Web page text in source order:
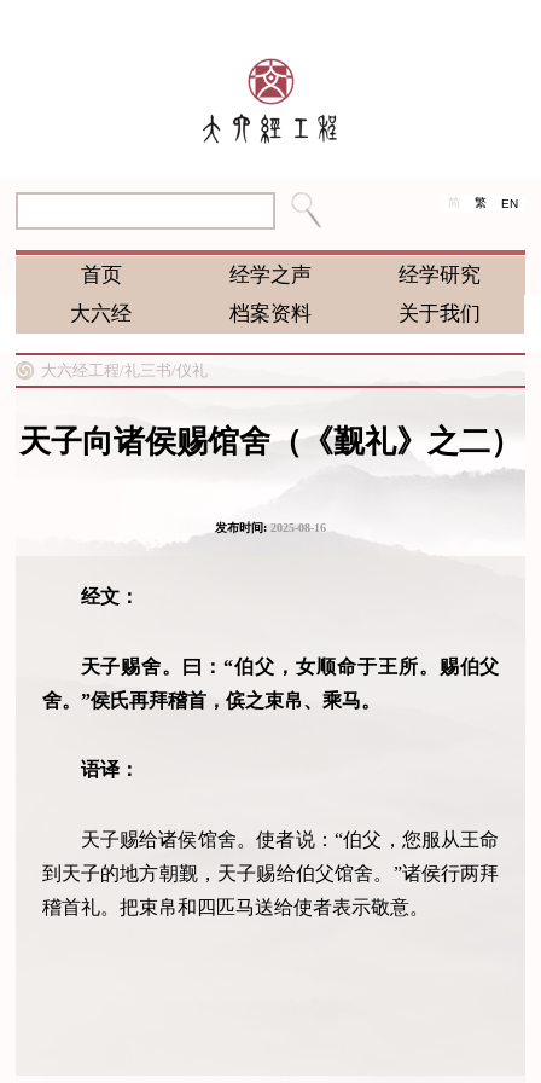
简 繁 EN
首页 经学之声
经学研究
大六经
档案资料 关于我们
大六经工程/礼三书/仪礼
天子向诸侯赐馆舍（《觐礼》之二）
发布时间:2025-08-16
经文：
天子赐舍。曰：“伯父，女顺命于王所。赐伯父
舍。”侯氏再拜稽首，傧之束帛、乘马。
语译：
天子赐给诸侯馆舍。使者说：“伯父，您服从王命
到天子的地方朝觐，天子赐给伯父馆舍。”诸侯行两拜
稽首礼。把束帛和四匹马送给使者表示敬意。